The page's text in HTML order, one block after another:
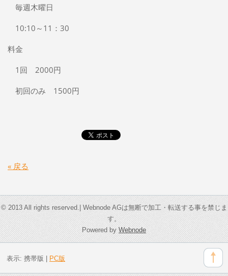
毎週木曜日
10:10～11：30
料金
1回 2000円
初回のみ 1500円
« 戻る
© 2013 All rights reserved.| Webnode AGは無断で加工・転送する事を禁じま
す。
Powered byWebnode
表示: 携帯版 PC版